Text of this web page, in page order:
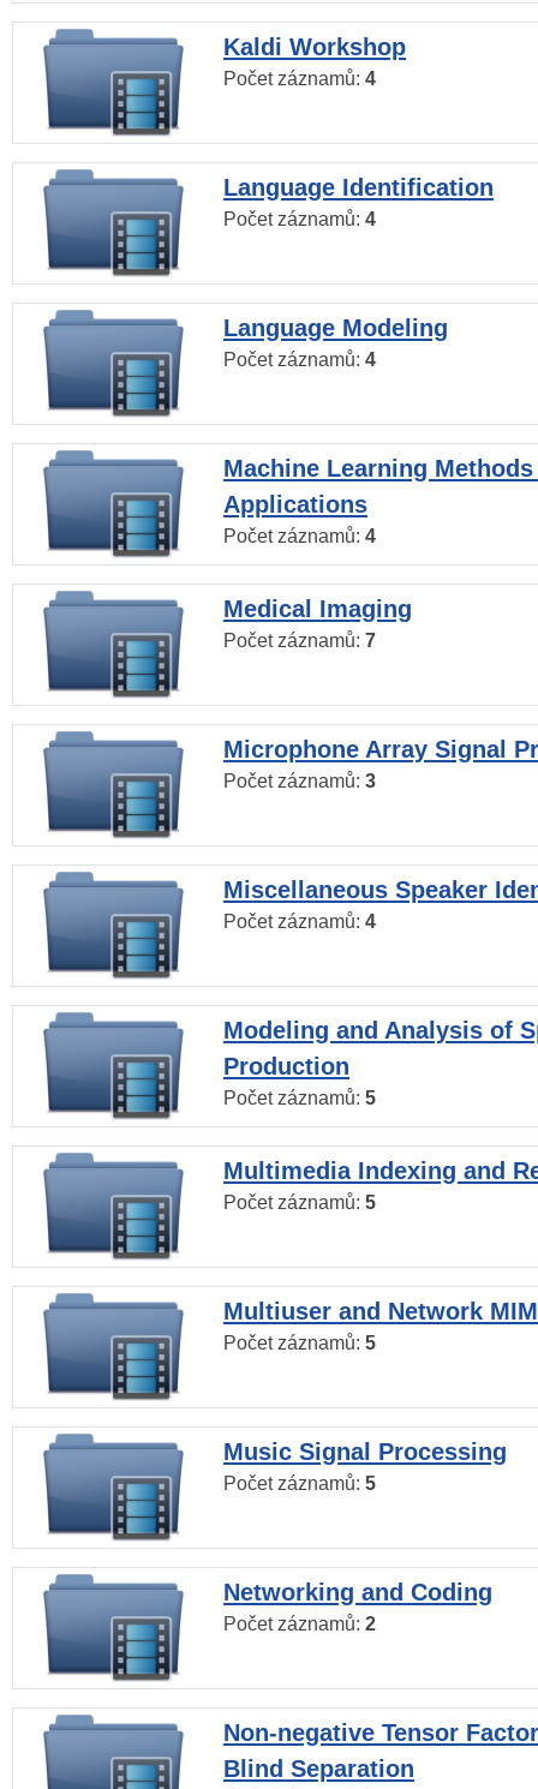
Kaldi Workshop
Počet záznamů: 4
Language Identification
Počet záznamů: 4
Language Modeling
Počet záznamů: 4
Machine Learning
Applications
Počet záznamů: 4
Medical Imaging
Počet záznamů: 7
Microphone Array Signal
Počet záznamů: 3
Miscellaneous Speaker
Počet záznamů: 4
Modeling and Analysis of
Production
Počet záznamů: 5
Multimedia Indexing and
Počet záznamů: 5
Multiuser and Network
Počet záznamů: 5
Music Signal Processing
Počet záznamů: 5
Networking and Coding
Počet záznamů: 2
Non-negative Tensor
Blind Separation